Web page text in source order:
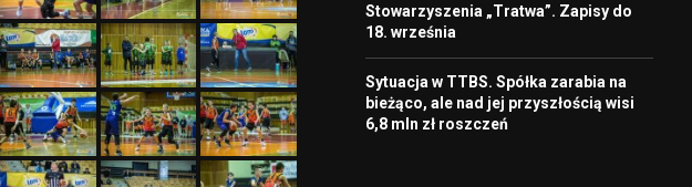
Stowarzyszenia „Tratwa”. Zapisy do
18. września
Sytuacja w TTBS. Spółka zarabia na
bieżąco, ale nad jej przyszłością wisi
6,8 mln zł roszczeń